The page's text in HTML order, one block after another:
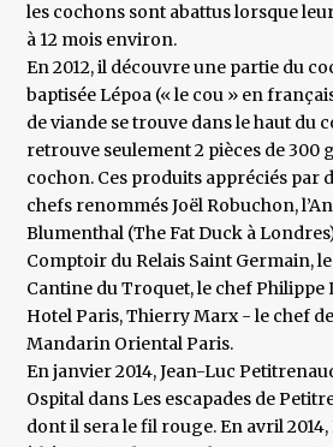
les cochons sont abattus lorsque
à 12 mois environ.
En 2012, il découvre une partie du
baptisée Lépoa (« le cou » en
de viande se trouve dans le haut du
retrouve seulement 2 pièces de 300
cochon. Ces produits appréciés par
chefs renommés Joël Robuchon,
Blumenthal (The Fat Duck à
Comptoir du Relais Saint Germain,
Cantine du Troquet, le chef
Hotel Paris, Thierry Marx - le chef
Mandarin Oriental Paris.
En janvier 2014, Jean-Luc
Ospital dans Les escapades de
dont il sera le fil rouge. En avril